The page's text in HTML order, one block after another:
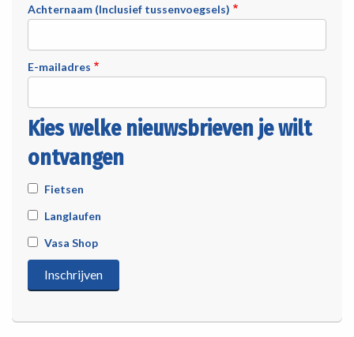
Achternaam (Inclusief tussenvoegsels)
E-mailadres
Kies welke nieuwsbrieven je wilt
ontvangen
Fietsen
Langlaufen
Vasa Shop